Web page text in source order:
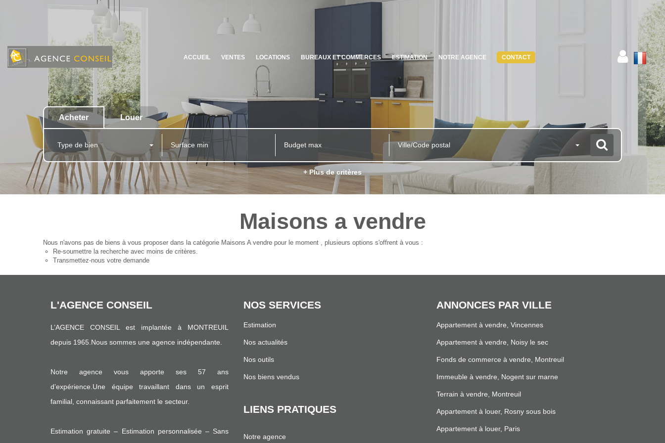
ACCUEIL VENTES LOCATIONS BUREAUX ET COMMERCES ESTIMATION NOTRE AGENCE CONTACT
Acheter Louer
Type de bien Ville/Code postal
+ Plus de critères
Maisons a vendre
Nous n'avons pas de biens à vous proposer dans la catégorie Maisons A vendre pour le moment , plusieurs options s'offrent à vous :
Re-soumettre la recherche avec moins de critères.
Transmettez-nous votre demande
L'AGENCE CONSEIL
L’AGENCE CONSEIL est implantée à MONTREUIL
depuis 1965.Nous sommes une agence indépendante.
Notre agence vous apporte ses 57 ans
d’expérience.Une équipe travaillant dans un esprit
familial, connaissant parfaitement le secteur.
Estimation gratuite – Estimation personnalisée – Sans
NOS SERVICES
Estimation
Nos actualités
Nos outils
Nos biens vendus
LIENS PRATIQUES
Notre agence
ANNONCES PAR VILLE
Appartement à vendre, Vincennes
Appartement à vendre, Noisy le sec
Fonds de commerce à vendre, Montreuil
Immeuble à vendre, Nogent sur marne
Terrain à vendre, Montreuil
Appartement à louer, Rosny sous bois
Appartement à louer, Paris